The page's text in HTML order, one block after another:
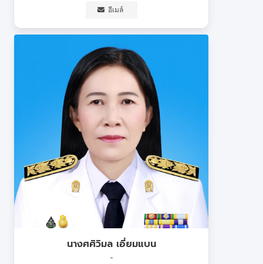
อีเมล์
นางศศิวิมล เอี่ยมแบน
-